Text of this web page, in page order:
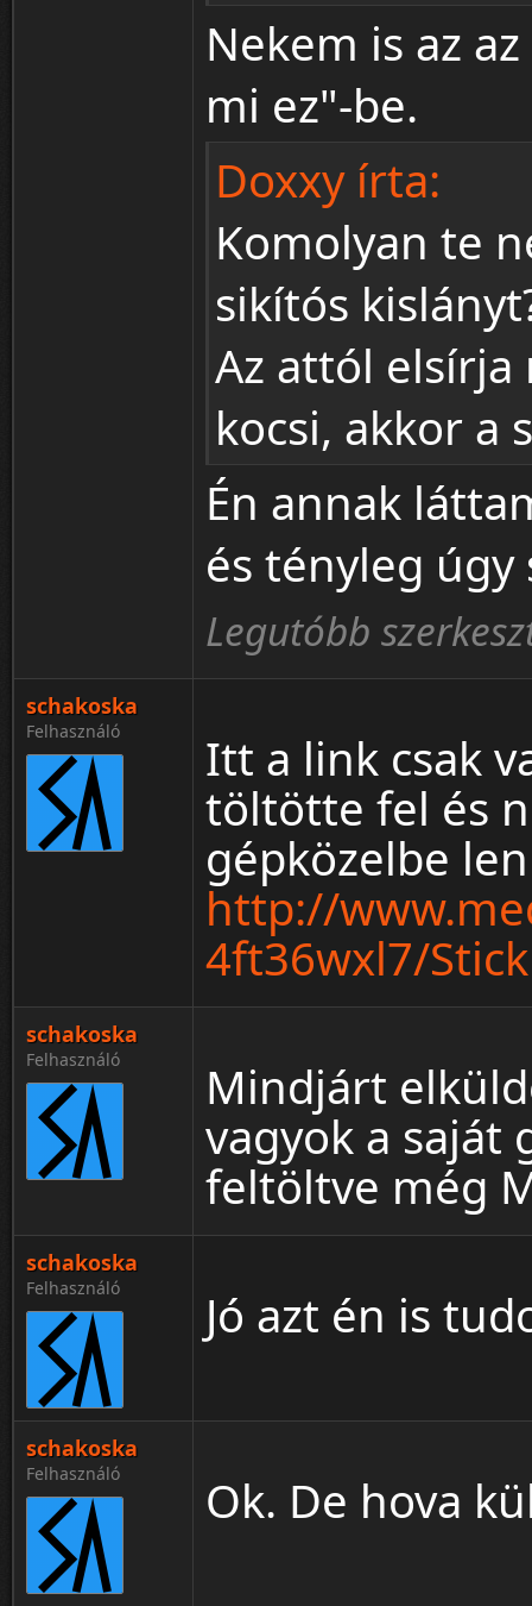
Nekem is az
mi ez"-be.
Doxxy írta:
Komolyan te
sikítós
Az attól
kocsi, akkor a
Én annak
és tényleg
Legutóbb
schakoska
Felhasználó
Itt a link csak
töltötte fel és
gépközelbe
http://
4ft36wxl7/
schakoska
Felhasználó
Mindjárt
vagyok a saját
feltöltve még
schakoska
Felhasználó Jó azt én is
schakoska
Felhasználó Ok. De hova